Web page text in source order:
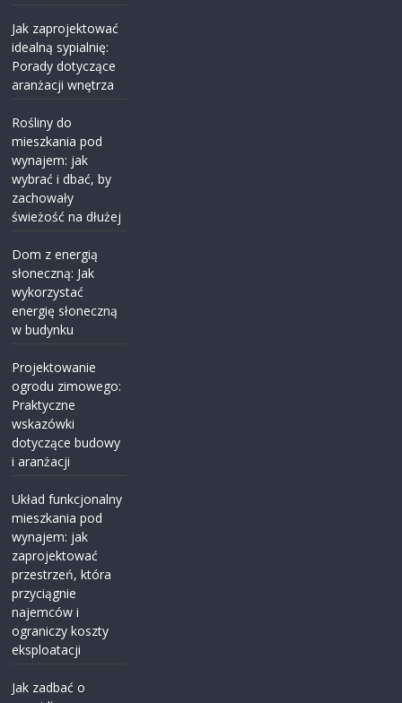
Jak zaprojektować
idealną sypialnię:
Porady dotyczące
aranżacji wnętrza
Rośliny do
mieszkania pod
wynajem: jak
wybrać i dbać, by
zachowały
świeżość na dłużej
Dom z energią
słoneczną: Jak
wykorzystać
energię słoneczną
w budynku
Projektowanie
ogrodu zimowego:
Praktyczne
wskazówki
dotyczące budowy
i aranżacji
Układ funkcjonalny
mieszkania pod
wynajem: jak
zaprojektować
przestrzeń, która
przyciągnie
najemców i
ograniczy koszty
eksploatacji
Jak zadbać o